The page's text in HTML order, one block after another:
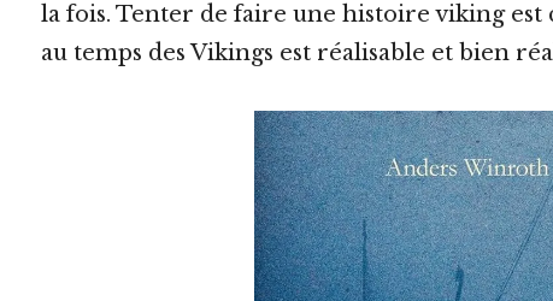
la fois. Tenter de faire une histoire viking
au temps des Vikings est réalisable et bien